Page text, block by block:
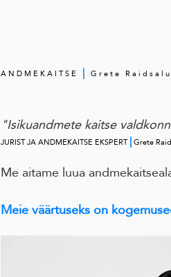
ANDMEKAITSE | Grete Raidsalu
"Isikuandmete kaitse
JURIST JA ANDMEKAITSE EKSPERT | Grete
Me aitame luua
Meie väärtuseks on